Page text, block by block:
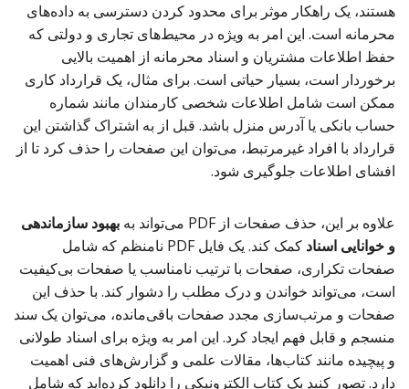
هستند، یک راهکار موثر برای محدود کردن دسترسی به داده‌های
محرمانه است. این امر به ویژه در محیط‌های تجاری و دولتی که
حفظ اطلاعات مشتریان و اسناد محرمانه از اهمیت بالایی
برخوردار است، بسیار حیاتی است. برای مثال، یک قرارداد کاری
ممکن است شامل اطلاعات شخصی کارمندان مانند شماره
حساب بانکی یا آدرس منزل باشد. قبل از به اشتراک گذاشتن این
قرارداد با افراد غیرمرتبط، می‌توان این صفحات را حذف کرد تا از
افشای اطلاعات جلوگیری شود.
علاوه بر این، حذف صفحات از PDF می‌تواند به
بهبود سازماندهی
و خوانایی اسناد
کمک کند. یک فایل PDF نامنظم که شامل
صفحات تکراری، صفحات با ترتیب نامناسب یا صفحات بی‌کیفیت
است، می‌تواند خواندن و درک مطلب را دشوار کند. با حذف این
صفحات و مرتب‌سازی مجدد صفحات باقی‌مانده، می‌توان یک سند
منسجم و قابل فهم ایجاد کرد. این امر به ویژه برای اسناد طولانی
و پیچیده مانند کتاب‌ها، مقالات علمی و گزارش‌های فنی اهمیت
دارد. تصور کنید یک کتاب الکترونیکی را دانلود کرده‌اید که شامل